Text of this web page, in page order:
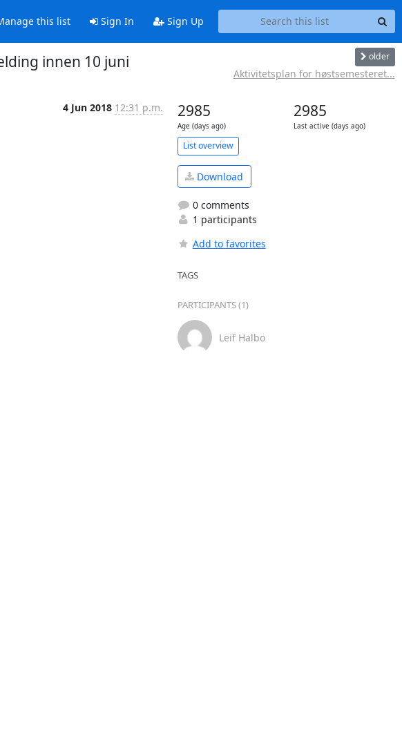
this list Sign In Sign Up
innen 10 juni older
Aktivitetsplan for høstsemesteret...
4 Jun 2018 12:31 p.m. 2985
Age (days ago)
2985
Last active (days ago)
List overview
Download
0 comments
1 participants
Add to favorites
TAGS
PARTICIPANTS (1)
Leif Halbo